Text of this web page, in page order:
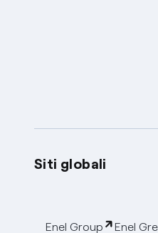
Siti globali
Enel Group Enel